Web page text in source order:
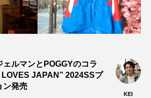
ェルマンとPOGGYのコラ
JAPAN” 2024SSプ
ン発売
KEI